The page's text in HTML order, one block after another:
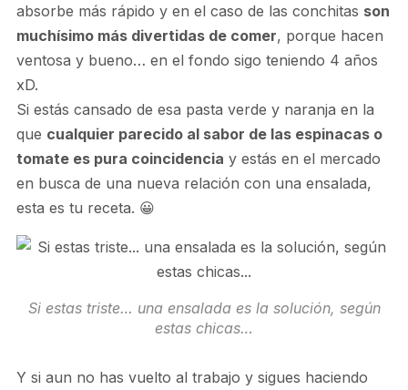
absorbe más rápido y en el caso de las conchitas son
muchísimo más divertidas de comer, porque hacen
ventosa y bueno… en el fondo sigo teniendo 4 años
xD.
Si estás cansado de esa pasta verde y naranja en la
que cualquier parecido al sabor de las espinacas o
tomate es pura coincidencia y estás en el mercado
en busca de una nueva relación con una ensalada,
esta es tu receta. 😀
Si estas triste… una ensalada es la solución, según
estas chicas…
Y si aun no has vuelto al trabajo y sigues haciendo